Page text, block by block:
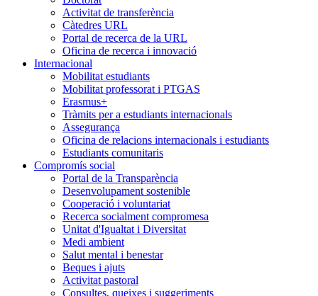
Activitat de transferència
Càtedres URL
Portal de recerca de la URL
Oficina de recerca i innovació
Internacional
Mobilitat estudiants
Mobilitat professorat i PTGAS
Erasmus+
Tràmits per a estudiants internacionals
Assegurança
Oficina de relacions internacionals i estudiants
Estudiants comunitaris
Compromís social
Portal de la Transparència
Desenvolupament sostenible
Cooperació i voluntariat
Recerca socialment compromesa
Unitat d'Igualtat i Diversitat
Medi ambient
Salut mental i benestar
Beques i ajuts
Activitat pastoral
Consultes, queixes i suggeriments